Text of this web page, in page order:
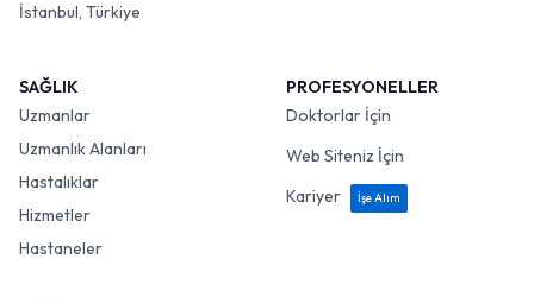
İstanbul, Türkiye
SAĞLIK
Uzmanlar
Uzmanlık Alanları
Hastalıklar
Hizmetler
Hastaneler
PROFESYONELLER
Doktorlar İçin
Web Siteniz İçin
Kariyer
İşe Alım